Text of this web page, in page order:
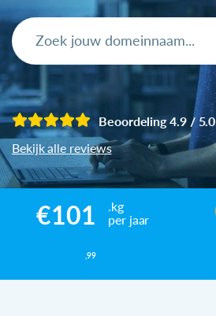
Beoordeling 4.9 / 5.0
Bekijk alle reviews
€101
,99
.kg
per jaar